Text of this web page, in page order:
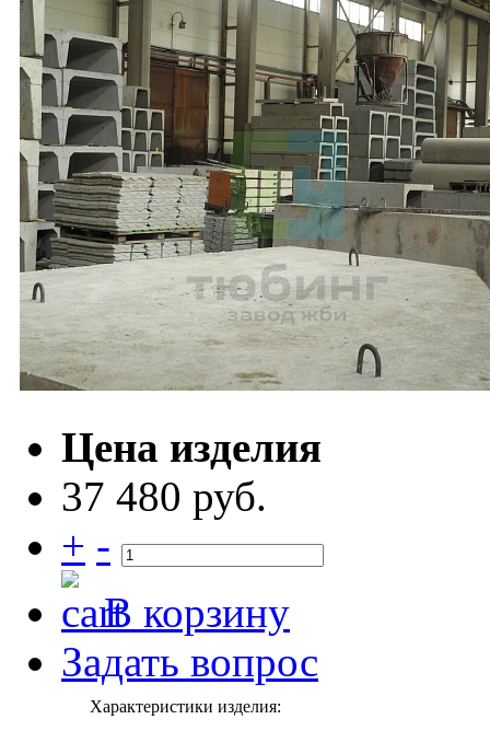
Цена изделия
37 480 руб.
+ -
В корзину
Задать вопрос
Характеристики изделия: